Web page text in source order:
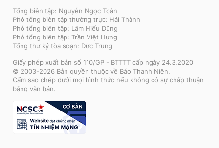
Tổng biên tập: Nguyễn Ngọc Toàn
Phó tổng biên tập thường trực: Hải Thành
Phó tổng biên tập: Lâm Hiếu Dũng
Phó tổng biên tập: Trần Việt Hưng
Tổng thư ký tòa soạn: Đức Trung
Giấy phép xuất bản số 110/GP - BTTTT cấp ngày 24.3.2020
© 2003-2026 Bản quyền thuộc về Báo Thanh Niên.
Cấm sao chép dưới mọi hình thức nếu không có sự chấp thuận
bằng văn bản.